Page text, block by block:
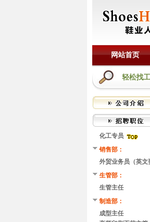
网站首页
轻松找
化工专员
销售部：
外贸业务员（英文
生管部：
生管主任
制造部：
成型主任